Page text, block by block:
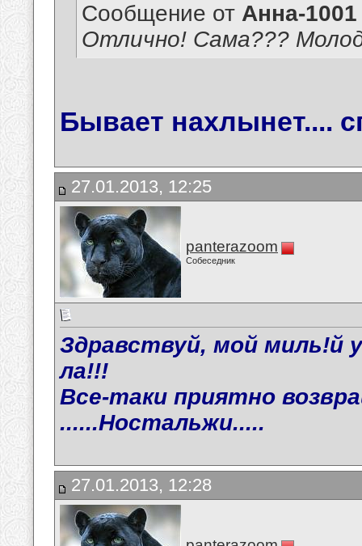
Сообщение от Анна-1001
Отлично! Сама???
Бывает нахлынет....
27.01.2013, 12:25
panterazoom
Собеседник
Здравствуй, мой миль!й
ла!!!
Все-таки приятно
......Ностальжи.....
27.01.2013, 12:28